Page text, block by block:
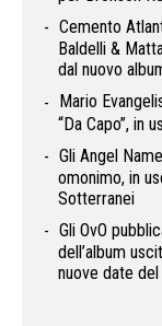
Cemento
Baldelli &
dal nuovo
Mario
“Da Capo”, in
Gli Angel
omonimo, in
Sotterranei
Gli OvO
dell’album
nuove date